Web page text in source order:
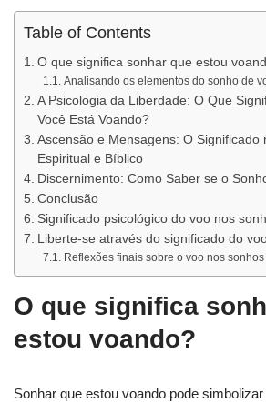
Table of Contents
O que significa sonhar que estou
Analisando os elementos do sonho de
A Psicologia da Liberdade: O Que
Você Está Voando?
Ascensão e Mensagens: O Significado
Espiritual e Bíblico
Discernimento: Como Saber se o
Conclusão
Significado psicológico do voo nos
Liberte-se através do significado do
Reflexões finais sobre o voo nos sonhos
O que significa
estou voando?
Sonhar que estou voando pode